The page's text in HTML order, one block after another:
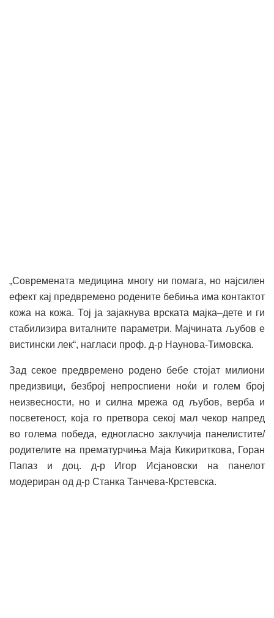
„Современата медицина многу ни помага, но најсилен
ефект кај предвремено родените бебиња има контактот
кожа на кожа. Тој ја зајакнува врската мајка–дете и ги
стабилизира виталните параметри. Мајчината љубов е
вистински лек“, нагласи проф. д-р Наунова-Тимовска.
Зад секое предвремено родено бебе стојат милиони
предизвици, безброј непроспиени ноќи и голем број
неизвесности, но и силна мрежа од љубов, верба и
посветеност, која го претвора секој мал чекор напред
во голема победа, едногласно заклучија панелистите/
родителите на прематурчиња Маја Кикириткова, Горан
Папаз и доц. д-р Игор Исјановски на панелот
модериран од д-р Станка Танчева-Крстевска.